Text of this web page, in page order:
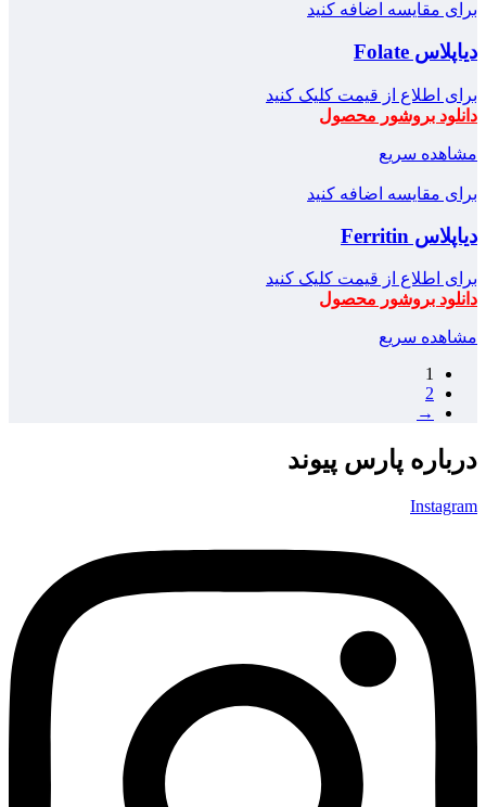
برای مقایسه اضافه کنید
دیاپلاس Folate
برای اطلاع از قیمت کلیک کنید
دانلود بروشور محصول
مشاهده سریع
برای مقایسه اضافه کنید
دیاپلاس Ferritin
برای اطلاع از قیمت کلیک کنید
دانلود بروشور محصول
مشاهده سریع
1
2
→
درباره پارس پیوند
Instagram